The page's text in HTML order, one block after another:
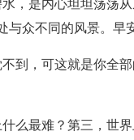
，是内心坦坦荡荡
众不同的风景。早
到，可这就是你全部
么最难？第三，世